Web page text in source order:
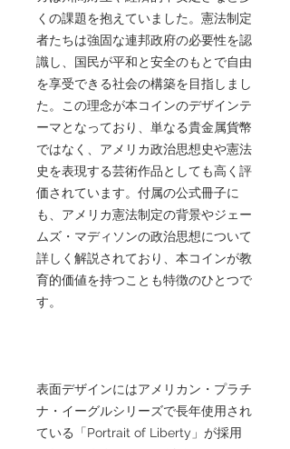
くの課題を抱えていました。憲法制定
者たちは強固な連邦政府の必要性を認
識し、国民が平和と安全のもとで自由
を享受できる社会の構築を目指しまし
た。この理念が本コインのデザインテ
ーマとなっており、単なる貴金属貨幣
ではなく、アメリカ政治思想史や憲法
史を表現する芸術作品としても高く評
価されています。付属の公式冊子に
も、アメリカ憲法制定の背景やジェー
ムズ・マディソンの政治思想について
詳しく解説されており、本コインが教
育的価値を持つことも特徴のひとつで
す。
表面デザインにはアメリカン・プラチ
ナ・イーグルシリーズで長年使用され
ている「Portrait of Liberty」が採用